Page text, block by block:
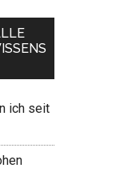
ich seit